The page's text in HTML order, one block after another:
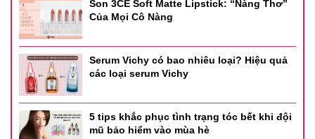
Son 3CE Soft Matte Lipstick: “Nàng Thơ”
Của Mọi Cô Nàng
Serum Vichy có bao nhiêu loại? Hiệu quả
các loại serum Vichy
5 tips khắc phục tình trạng tóc bết khi đội
mũ bảo hiểm vào mùa hè